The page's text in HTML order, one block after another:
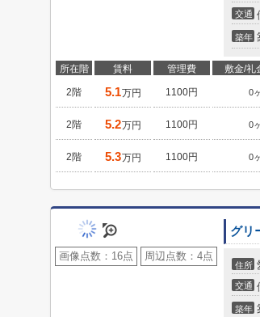
交通
築年
所在階 賃料 管理費 敷金/礼
2階 5.1万円 1100円 0
2階 5.2万円 1100円 0
2階 5.3万円 1100円 0
画像点数： 16点 周辺点数： 4点
グリ
住所
交通
築年